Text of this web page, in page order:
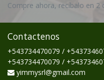
Compre ahora, recíbalo en 2
Contactenos
+543734470079 /
+543734470079 /
yimmysrl@gmail.com